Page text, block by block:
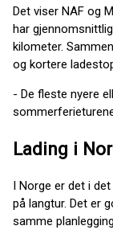
Det viser NAF og
har
kilometer.
og kortere
- De fleste nyere
Lading i
I Norge er det i
på langtur. Det er
samme